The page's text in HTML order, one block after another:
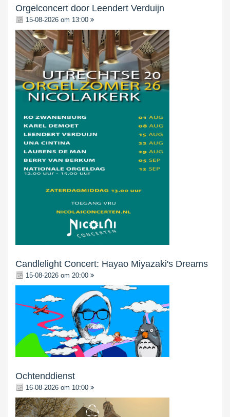
Orgelconcert door Leendert Verduijn
15-08-2026 om 13:00
Candlelight Concert: Hayao Miyazaki's Dreams
15-08-2026 om 20:00
Ochtenddienst
16-08-2026 om 10:00